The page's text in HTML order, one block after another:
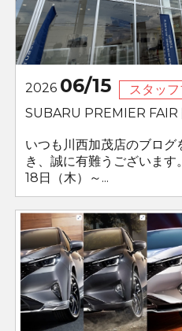
2026 06/15
スタッ
SUBARU PREMIER FAIR
いつも川西加茂店のブログ
き、誠に有難うございま
18日（木）～...